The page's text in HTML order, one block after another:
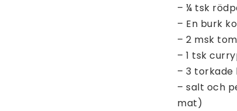
– ¼ tsk
– En burk
– 2 msk
– 1 tsk
– 3
– salt och
mat)